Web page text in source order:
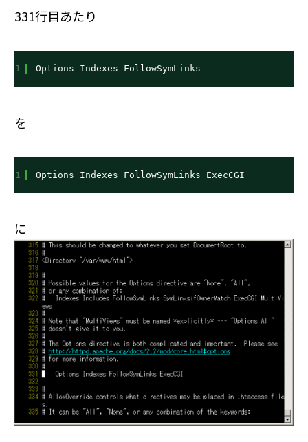
331行目あたり
1 Options Indexes FollowSymLinks
を
1 Options Indexes FollowSymLinks ExecCGI
に